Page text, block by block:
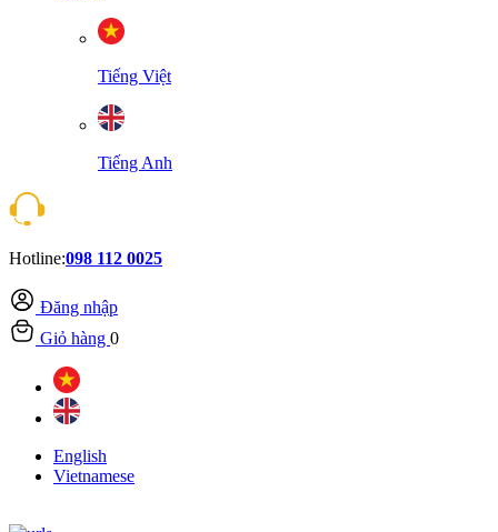
Tiếng Việt
Tiếng Anh
Hotline:098 112 0025
Đăng nhập
Giỏ hàng 0
English
Vietnamese